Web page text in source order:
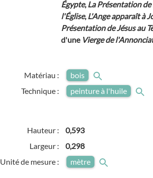
Égypte,La Présentation de
l'Église,L'Ange apparaît à
Présentation de Jésus au
d'une Vierge de
Matériau :
bois
Technique :
peinture à l'huile
Hauteur :
0,593
Largeur :
0,298
Unité de mesure :
mètre